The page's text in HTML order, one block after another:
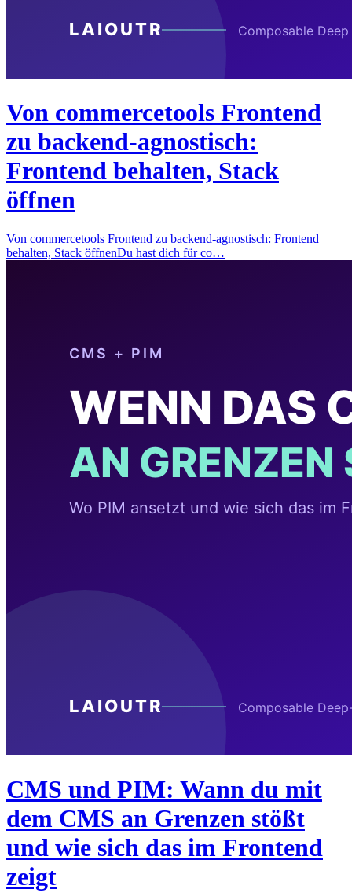
Von commercetools Frontend
zu backend-agnostisch:
Frontend behalten, Stack
öffnen
Von commercetools Frontend zu backend-agnostisch: Frontend
behalten, Stack öffnenDu hast dich für co…
CMS und PIM: Wann du mit
dem CMS an Grenzen stößt
und wie sich das im Frontend
zeigt